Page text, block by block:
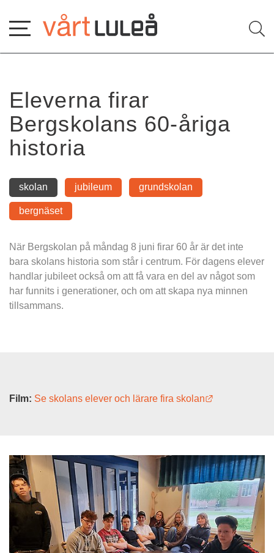
innehåll
Eleverna firar
Bergskolans 60-åriga
historia
skolan jubileum grundskolan
bergnäset
När Bergskolan på måndag 8 juni firar 60 år är det inte
bara skolans historia som står i centrum. För dagens elever
handlar jubileet också om att få vara en del av något som
har funnits i generationer, och om att skapa nya minnen
tillsammans.
Film: Se skolans elever och lärare fira skolan